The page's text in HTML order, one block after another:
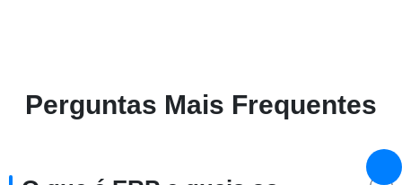
Perguntas Mais Frequentes